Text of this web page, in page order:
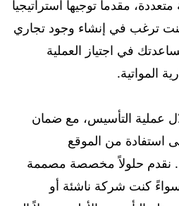
مقدماً توجيهاً استراتيجياً
ترغب في إنشاء وجود تجاري
في اجتياز العملية
المواتية.
عملية التأسيس، مع ضمان
استفادة من الموقع
نقدم حلولاً مخصصة مصممة
سواءً كنت شركة ناشئة أو